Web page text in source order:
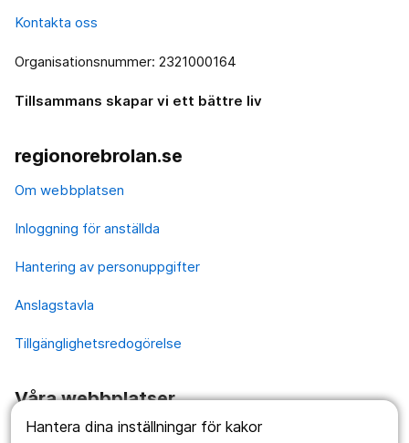
Hantera dina inställningar för kakor
Kontakta oss
Organisationsnummer: 2321000164
Tillsammans skapar vi ett bättre liv
regionorebrolan.se
Om webbplatsen
Inloggning för anställda
Hantering av personuppgifter
Anslagstavla
Tillgänglighetsredogörelse
Våra webbplatser
1177.se